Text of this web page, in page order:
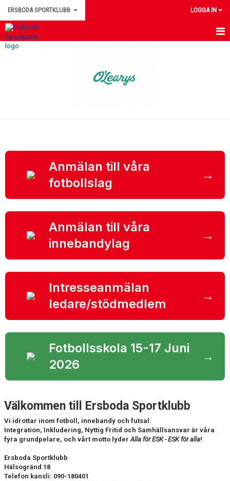
ERSBODA SPORTKLUBB LOGGA IN
HEM
ERSBODA SK STYRELSE
HYRA/BOKA FOTBOLLSPLAN FÖR ICKE MEDLEMMAR
Anmälan till våra
fotbollslag
→
Anmälan till våra
innebandylag
→
Intresseanmälan
ledare/stödmedlem
→
Fotbollsskola 15-17 Juni
2026
→
Välkommen till Ersboda Sportklubb
Vi idrottar inom fotboll, innebandy och futsal.
Integration, Inkludering, Nyttig Fritid och Samhällsansvar är våra
fyra grundpelare, och vårt motto lyderAlla för ESK - ESK för alla!
Ersboda Sportklubb
Hälsogränd 18
Telefon kansli: 090-180401